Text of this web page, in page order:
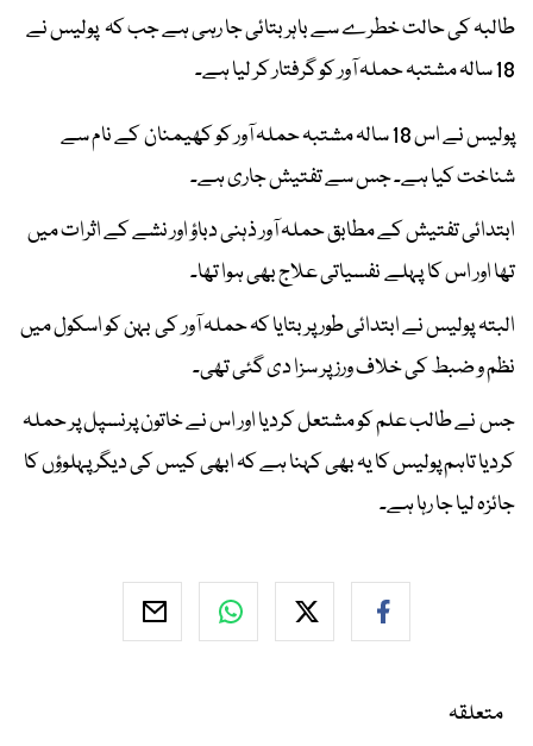
طالبہ کی حالت خطرے سے باہر بتائی جا رہی ہے جب کہ پولیس نے
18 سالہ مشتبہ حملہ آور کو گرفتار کر لیا ہے۔
پولیس نے اس 18 سالہ مشتبہ حملہ آور کو کھیمنان کے نام سے
شناخت کیا ہے۔ جس سے تفتیش جاری ہے۔
ابتدائی تفتیش کے مطابق حملہ آور ذہنی دباؤ اور نشے کے اثرات میں
تھا اور اس کا پہلے نفسیاتی علاج بھی ہوا تھا۔
البتہ پولیس نے ابتدائی طور پر بتایا کہ حملہ آور کی بہن کو اسکول میں
نظم و ضبط کی خلاف ورز پر سزا دی گئی تھی۔
جس نے طالب علم کو مشتعل کردیا اور اس نے خاتون پرنسپل پر حملہ
کردیا تاہم پولیس کا یہ بھی کہنا ہے کہ ابھی کیس کی دیگر پہلوؤں کا
جائزہ لیا جا رہا ہے۔
متعلقہ